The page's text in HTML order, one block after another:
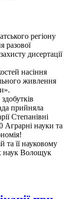
регіону
разової
дисертації
насіння
живлення
прийняла
Степанівні
Аграрні науки та
та її науковому
наук Волощук